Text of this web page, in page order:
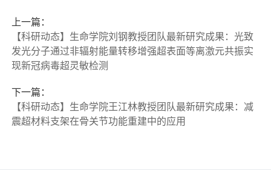
上一篇：
【科研动态】生命学院刘钢教授团队最新研究成果：光致
发光分子通过非辐射能量转移增强超表面等离激元共振实
现新冠病毒超灵敏检测
下一篇：
【科研动态】生命学院王江林教授团队最新研究成果：减
震超材料支架在骨关节功能重建中的应用